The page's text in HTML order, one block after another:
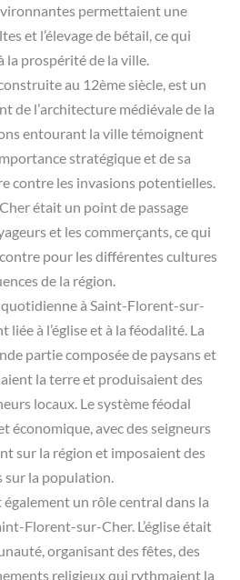
permettaient une
et l’élevage de bétail, ce qui
prospérité de la ville.
au 12ème siècle, est un
de l’architecture médiévale de la
entourant la ville témoignent
stratégique et de sa
contre les invasions potentielles.
était un point de passage
et les commerçants, ce qui
pour les différentes cultures
de la région.
quotidienne à Saint-Florent-sur-
à l’église et à la féodalité. La
partie composée de paysans et
la terre et produisaient des
locaux. Le système féodal
économique, avec des seigneurs
sur la région et imposaient des
sur la population.
un rôle central dans la
Florent-sur-Cher. L’église était
organisant des fêtes, des
religieux qui rythmaient la